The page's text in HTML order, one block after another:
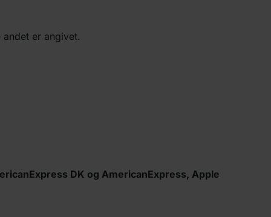
er angivet.
DK og AmericanExpress, Apple